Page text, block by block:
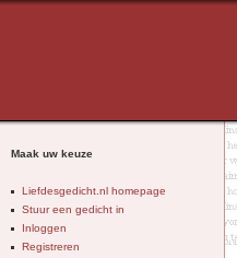
Maak uw keuze
Liefdesgedicht.nl homepage
Stuur een gedicht in
Inloggen
Registreren